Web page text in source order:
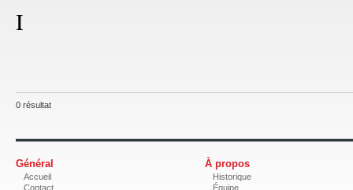
I
0 résultat
Général
Accueil
Contact
À propos
Historique
Équipe